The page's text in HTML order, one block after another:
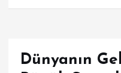
Dünyanın